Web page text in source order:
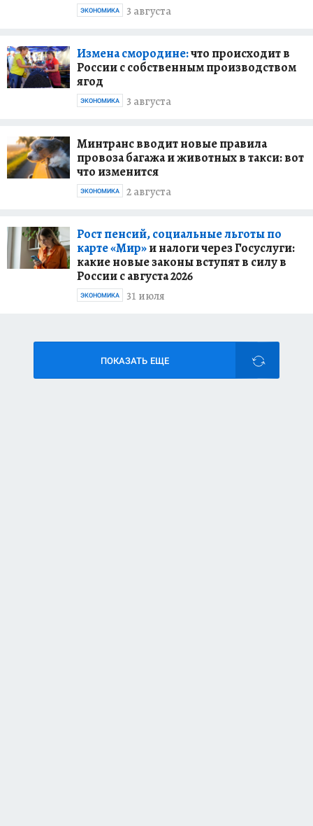
3 августа
ЭКОНОМИКА
Измена смородине:что происходит в
России с собственным производством
ягод
3 августа
ЭКОНОМИКА
Минтранс вводит новые правила
провоза багажа и животных в такси: вот
что изменится
2 августа
ЭКОНОМИКА
Рост пенсий, социальные льготы по
карте «Мир»и налоги через Госуслуги:
какие новые законы вступят в силу в
России с августа 2026
31 июля
ЭКОНОМИКА
ПОКАЗАТЬ ЕЩЕ